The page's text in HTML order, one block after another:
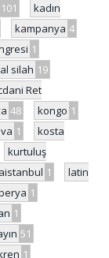
101
kadın
kampanya 4
1
silah 19
Ret
48 kongo 1
1
kosta
kurtuluş
1
latin
1
1
51
1